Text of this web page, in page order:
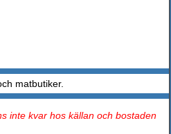
matbutiker.
inte kvar hos källan och bostaden